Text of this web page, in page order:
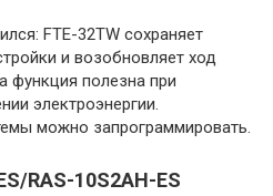
FTE-32TW сохраняет
и возобновляет ход
функция полезна при
электроэнергии.
можно запрограммировать.
RAS-10S2AH-ES